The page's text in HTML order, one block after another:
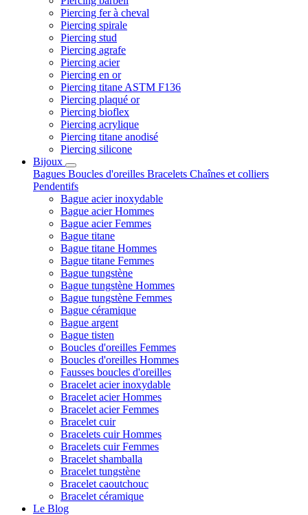
Piercing fer à cheval
Piercing spirale
Piercing stud
Piercing agrafe
Piercing acier
Piercing en or
Piercing titane ASTM F136
Piercing plaqué or
Piercing bioflex
Piercing acrylique
Piercing titane anodisé
Piercing silicone
Bijoux
Bagues Boucles d'oreilles Bracelets Chaînes et colliers
Pendentifs
Bague acier inoxydable
Bague acier Hommes
Bague acier Femmes
Bague titane
Bague titane Hommes
Bague titane Femmes
Bague tungstène
Bague tungstène Hommes
Bague tungstène Femmes
Bague céramique
Bague argent
Bague tisten
Boucles d'oreilles Femmes
Boucles d'oreilles Hommes
Fausses boucles d'oreilles
Bracelet acier inoxydable
Bracelet acier Hommes
Bracelet acier Femmes
Bracelet cuir
Bracelets cuir Hommes
Bracelets cuir Femmes
Bracelet shamballa
Bracelet tungstène
Bracelet caoutchouc
Bracelet céramique
Le Blog